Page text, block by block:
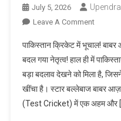
में
नई
July 5, 2026
Leave A CommentOn
क्रिकेट
में
भूचाल!
बाबर
आज़म
पाकिस्तान क्रिकेट में भूचाल! बाबर
बदल गया नेतृत्व! हाल ही में
बड़ा बदलाव देखने को मिला है,
खींचा है। स्टार बल्लेबाज बाबर
(Test Cricket) में एक अहम और